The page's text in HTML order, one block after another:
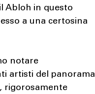
Abloh in questo
a una certosina
notare
artisti del panorama
, rigorosamente